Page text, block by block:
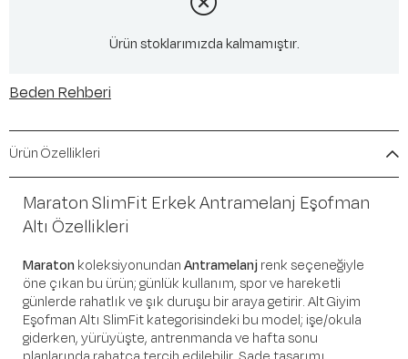
Ürün stoklarımızda kalmamıştır.
Beden Rehberi
Ürün Özellikleri
Maraton SlimFit Erkek Antramelanj Eşofman
Altı Özellikleri
Maraton koleksiyonundanAntramelanjrenk seçeneğiyle
öne çıkan bu ürün; günlük kullanım, spor ve hareketli
günlerde rahatlık ve şık duruşu bir araya getirir. Alt Giyim
Eşofman Altı SlimFit kategorisindeki bu model; işe/okula
giderken, yürüyüşte, antrenmanda ve hafta sonu